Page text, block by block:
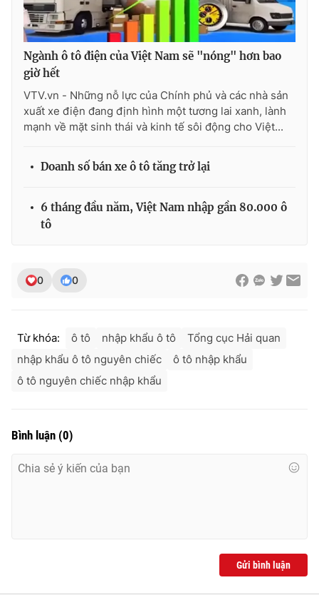
Ðiện thoại Thời báo VTV:024.66 897 897
Email:toasoan@vtv.vn
Liên hệ quảng cáo:
024-7300.7108
thông tin từ website này.
Ngành ô tô điện của Việt Nam sẽ "nóng" hơn bao
giờ hết
VTV.vn - Những nỗ lực của Chính phủ và các nhà sản
xuất xe điện đang định hình một tương lai xanh, lành
mạnh về mặt sinh thái và kinh tế sôi động cho Việt...
Doanh số bán xe ô tô tăng trở lại
6 tháng đầu năm, Việt Nam nhập gần 80.000 ô
tô
0 0
Từ khóa: ô tô nhập khẩu ô tô
Tổng cục Hải quan
nhập khẩu ô tô nguyên chiếc
ô tô nhập khẩu
ô tô nguyên chiếc nhập khẩu
Bình luận (0)
Gửi bình luận